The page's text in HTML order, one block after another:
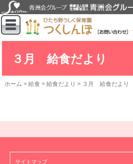
３月 給食だより
ホーム >給食 >給食だより > ３月 給食だより
サイトマップ